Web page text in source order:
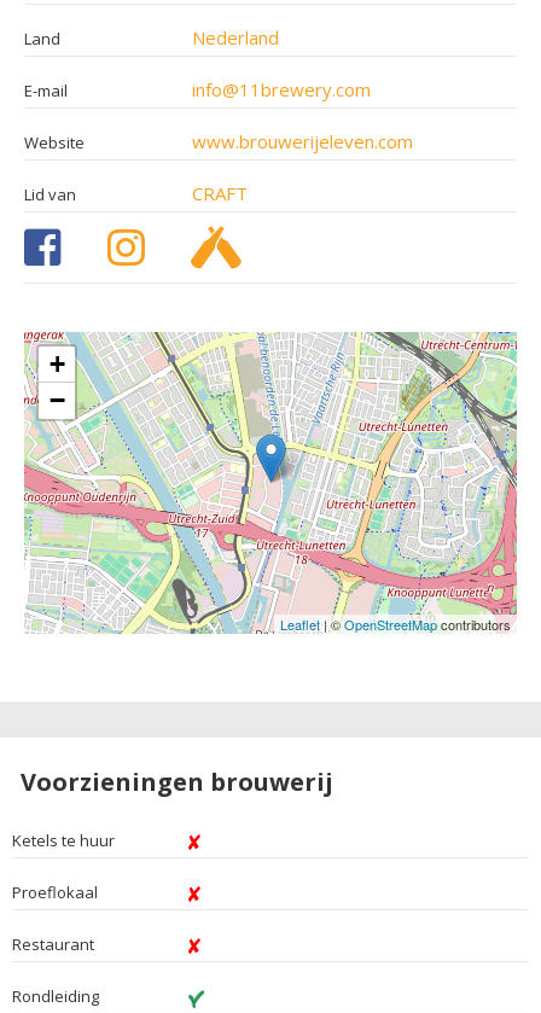
Land Nederland
E-mail info@11brewery.com
Website www.brouwerijeleven.com
Lid van CRAFT
+
−
Leaflet| ©OpenStreetMapcontributors
Voorzieningen brouwerij
Ketels te huur
Proeflokaal
Restaurant
Rondleiding